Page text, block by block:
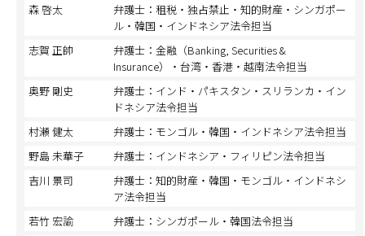
森 啓太
弁護士：租税・独占禁止・知的財産・シンガポー
ル・韓国・インドネシア法令担当
志賀 正帥
弁護士：金融（Banking, Securities &
Insurance）・台湾・香港・越南法令担当
奥野 剛史
弁護士：インド・パキスタン・スリランカ・イン
ドネシア法令担当
村瀬 健太
弁護士：モンゴル・韓国・インドネシア法令担当
野島 未華子
弁護士：インドネシア・フィリピン法令担当
吉川 景司
弁護士：知的財産・韓国・モンゴル・インドネシ
ア法令担当
若竹 宏諭
弁護士：シンガポール・韓国法令担当